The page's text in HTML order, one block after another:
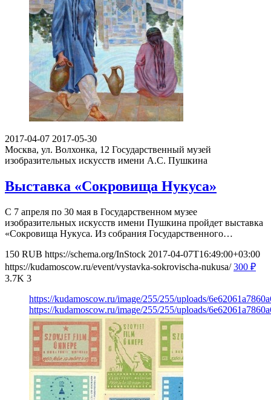
2017-04-07 2017-05-30
Москва, ул. Волхонка, 12 Государственный музей
изобразительных искусств имени А.С. Пушкина
Выставка «Сокровища Нукуса»
С 7 апреля по 30 мая в Государственном музее
изобразительных искусств имени Пушкина пройдет выставка
«Сокровища Нукуса. Из собрания Государственного…
150 RUB https://schema.org/InStock 2017-04-07T16:49:00+03:00
https://kudamoscow.ru/event/vystavka-sokrovischa-nukusa/ 300 ₽
3.7K 3
https://kudamoscow.ru/image/255/255/uploads/
https://kudamoscow.ru/image/255/255/uploads/